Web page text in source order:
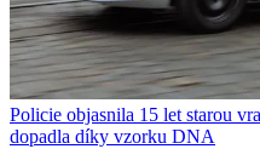
Policie objasnila 15 let starou
dopadla díky vzorku DNA